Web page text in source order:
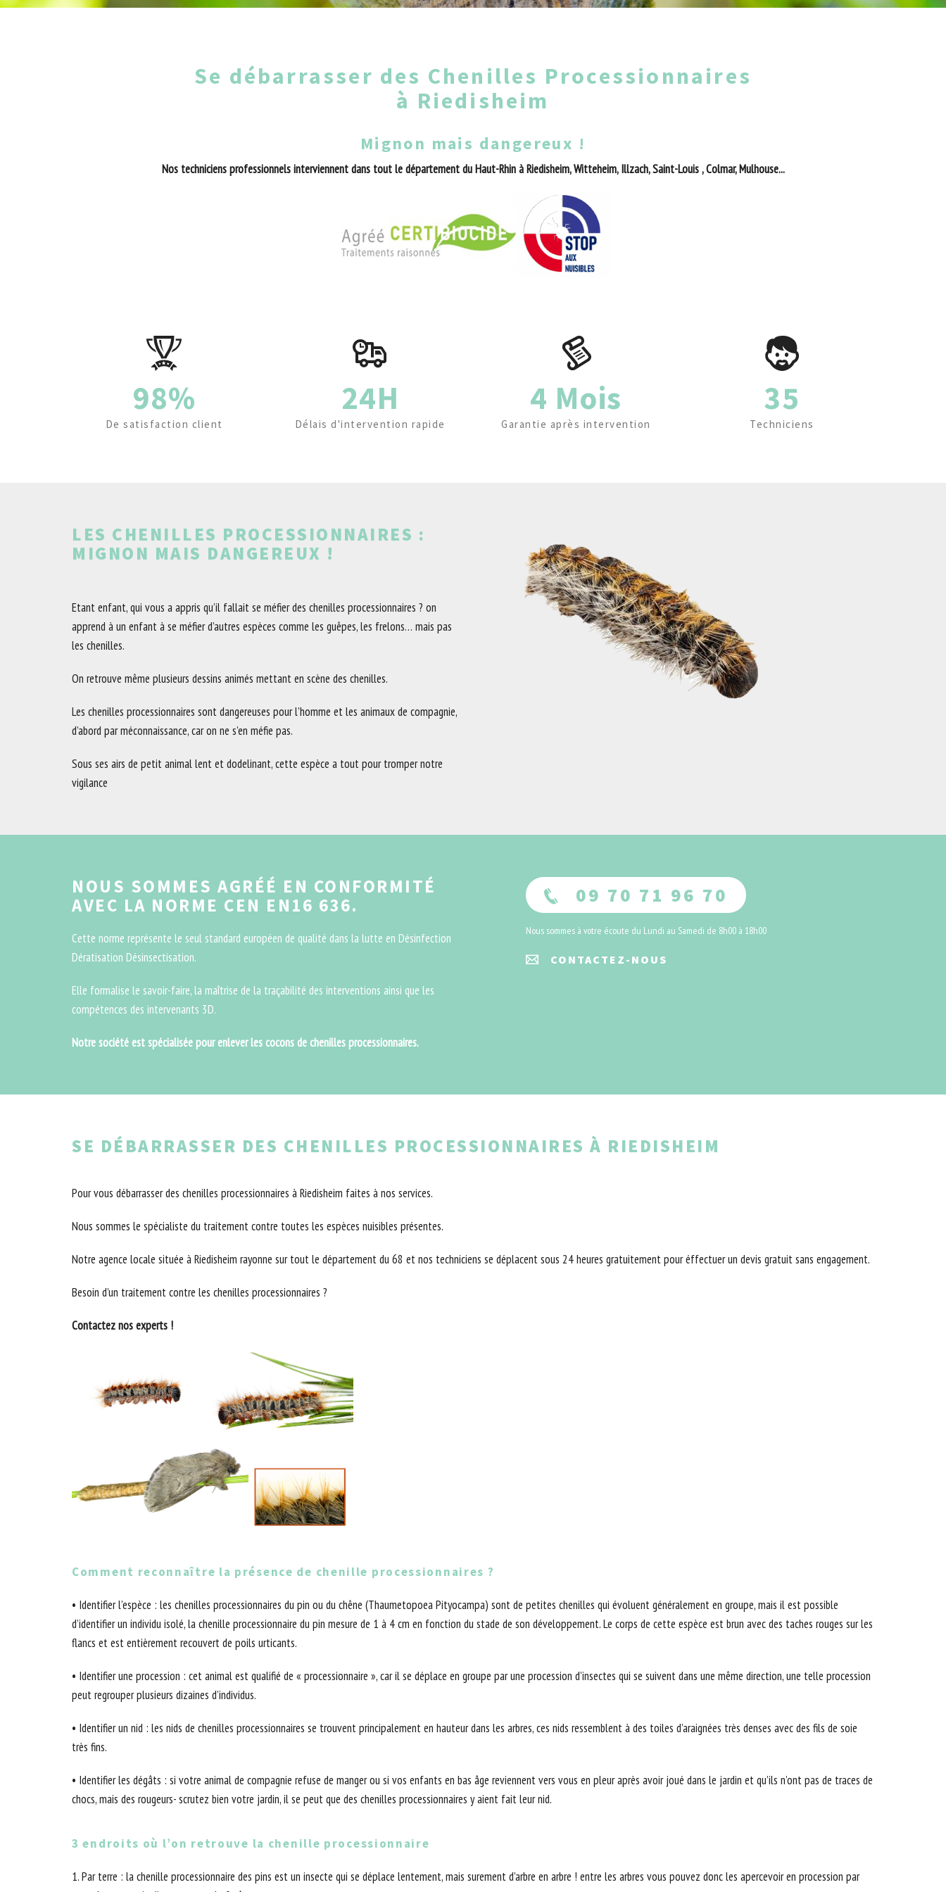
Se débarrasser des Chenilles Processionnaires
à Riedisheim
Mignon mais dangereux !
Nos techniciens professionnels interviennent dans tout le département du Haut-Rhin à Riedisheim, Witteheim, Illzach, Saint-Louis , Colmar, Mulhouse...
98%
De satisfaction client
24H
Délais d'intervention rapide
4 Mois
Garantie après intervention
35
Techniciens
LES CHENILLES PROCESSIONNAIRES :
MIGNON MAIS DANGEREUX !
Etant enfant, qui vous a appris qu’il fallait se méfier des chenilles processionnaires ? on
apprend à un enfant à se méfier d’autres espèces comme les guêpes, les frelons… mais pas
les chenilles.
On retrouve même plusieurs dessins animés mettant en scène des chenilles.
Les chenilles processionnaires sont dangereuses pour l’homme et les animaux de compagnie,
d’abord par méconnaissance, car on ne s’en méfie pas.
Sous ses airs de petit animal lent et dodelinant, cette espèce a tout pour tromper notre
vigilance
NOUS SOMMES AGRÉÉ EN CONFORMITÉ
AVEC LA NORME CEN EN16 636.
Cette norme représente le seul standard européen de qualité dans la lutte en Désinfection
Dératisation Désinsectisation.
Elle formalise le savoir-faire, la maîtrise de la traçabilité des interventions ainsi que les
compétences des intervenants 3D.
Notre société est spécialisée pour enlever les cocons de chenilles processionnaires.
09 70 71 96 70
Nous sommes à votre écoute du Lundi au Samedi de 8h00 à 18h00
CONTACTEZ-NOUS
SE DÉBARRASSER DES CHENILLES PROCESSIONNAIRES À RIEDISHEIM
Pour vous débarrasser des chenilles processionnaires à Riedisheim faites à nos services.
Nous sommes le spécialiste du traitement contre toutes les espèces nuisibles présentes.
Notre agence locale située à Riedisheim rayonne sur tout le département du 68 et nos techniciens se déplacent sous 24 heures gratuitement pour éffectuer un devis gratuit sans engagement.
Besoin d’un traitement contre les chenilles processionnaires ?
Contactez nos experts !
Comment reconnaître la présence de chenille processionnaires ?
• Identifier l’espèce : les chenilles processionnaires du pin ou du chêne (Thaumetopoea Pityocampa) sont de petites chenilles qui évoluent généralement en groupe, mais il est possible
d’identifier un individu isolé, la chenille processionnaire du pin mesure de 1 à 4 cm en fonction du stade de son développement. Le corps de cette espèce est brun avec des taches rouges sur les
flancs et est entièrement recouvert de poils urticants.
• Identifier une procession : cet animal est qualifié de « processionnaire », car il se déplace en groupe par une procession d’insectes qui se suivent dans une même direction, une telle procession
peut regrouper plusieurs dizaines d’individus.
• Identifier un nid : les nids de chenilles processionnaires se trouvent principalement en hauteur dans les arbres, ces nids ressemblent à des toiles d’araignées très denses avec des fils de soie
très fins.
• Identifier les dégâts : si votre animal de compagnie refuse de manger ou si vos enfants en bas âge reviennent vers vous en pleur après avoir joué dans le jardin et qu’ils n’ont pas de traces de
chocs, mais des rougeurs- scrutez bien votre jardin, il se peut que des chenilles processionnaires y aient fait leur nid.
3 endroits où l’on retrouve la chenille processionnaire
1. Par terre : la chenille processionnaire des pins est un insecte qui se déplace lentement, mais surement d’arbre en arbre ! entre les arbres vous pouvez donc les apercevoir en procession par